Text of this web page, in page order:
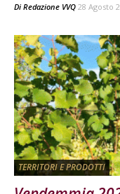
Di Redazione VVQ 28 Agosto
TERRITORI E PRODOTTI